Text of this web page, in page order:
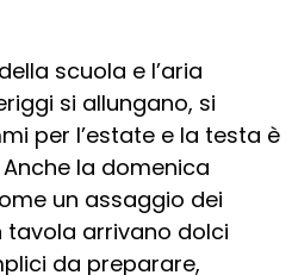
scuola e l’aria
si allungano, si
per l’estate e la testa è
la domenica
un assaggio dei
tavola arrivano dolci
da preparare,